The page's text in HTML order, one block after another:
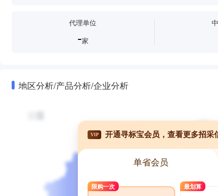
代理单位
-家
地区分析/产品分析/企业分析
VIP 开通寻标宝会员，查看更多招采
单省会员
限购一次 最划算